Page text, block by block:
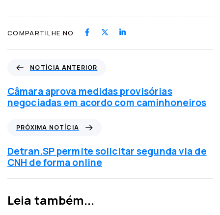
COMPARTILHE NO
t
í
c
n
t
e
i
NOTÍCIA ANTERIOR
Câmara aprova medidas provisórias
negociadas em acordo com caminhoneiros
ó
x
i
m
n
PRÓXIMA NOTÍCIA
Detran.SP permite solicitar segunda via de
CNH de forma online
Leia também...